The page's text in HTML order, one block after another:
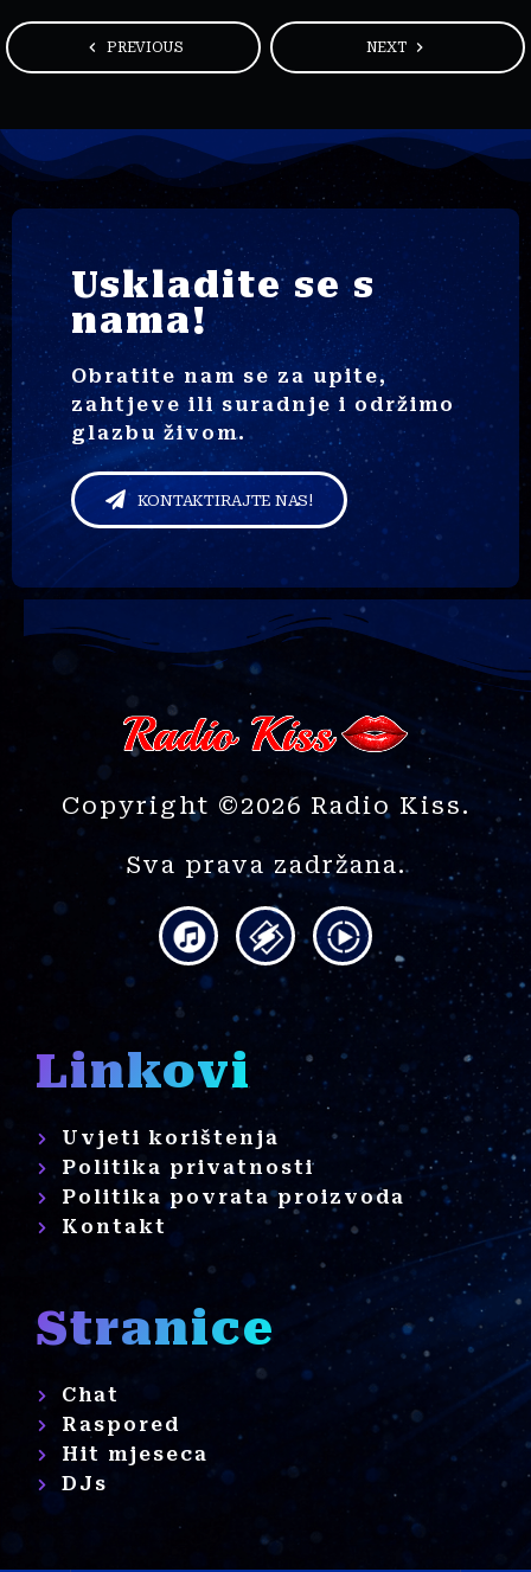
navigate_before PREVIOUS NEXT navigate_next
Uskladite se s
nama!
Obratite nam se za upite,
zahtjeve ili suradnje i održimo
glazbu živom.
KONTAKTIRAJTE NAS!
Copyright ©2026 Radio Kiss.
Sva prava zadržana.
Linkovi
Uvjeti korištenja
Politika privatnosti
Politika povrata proizvoda
Kontakt
Stranice
Chat
Raspored
Hit mjeseca
DJs